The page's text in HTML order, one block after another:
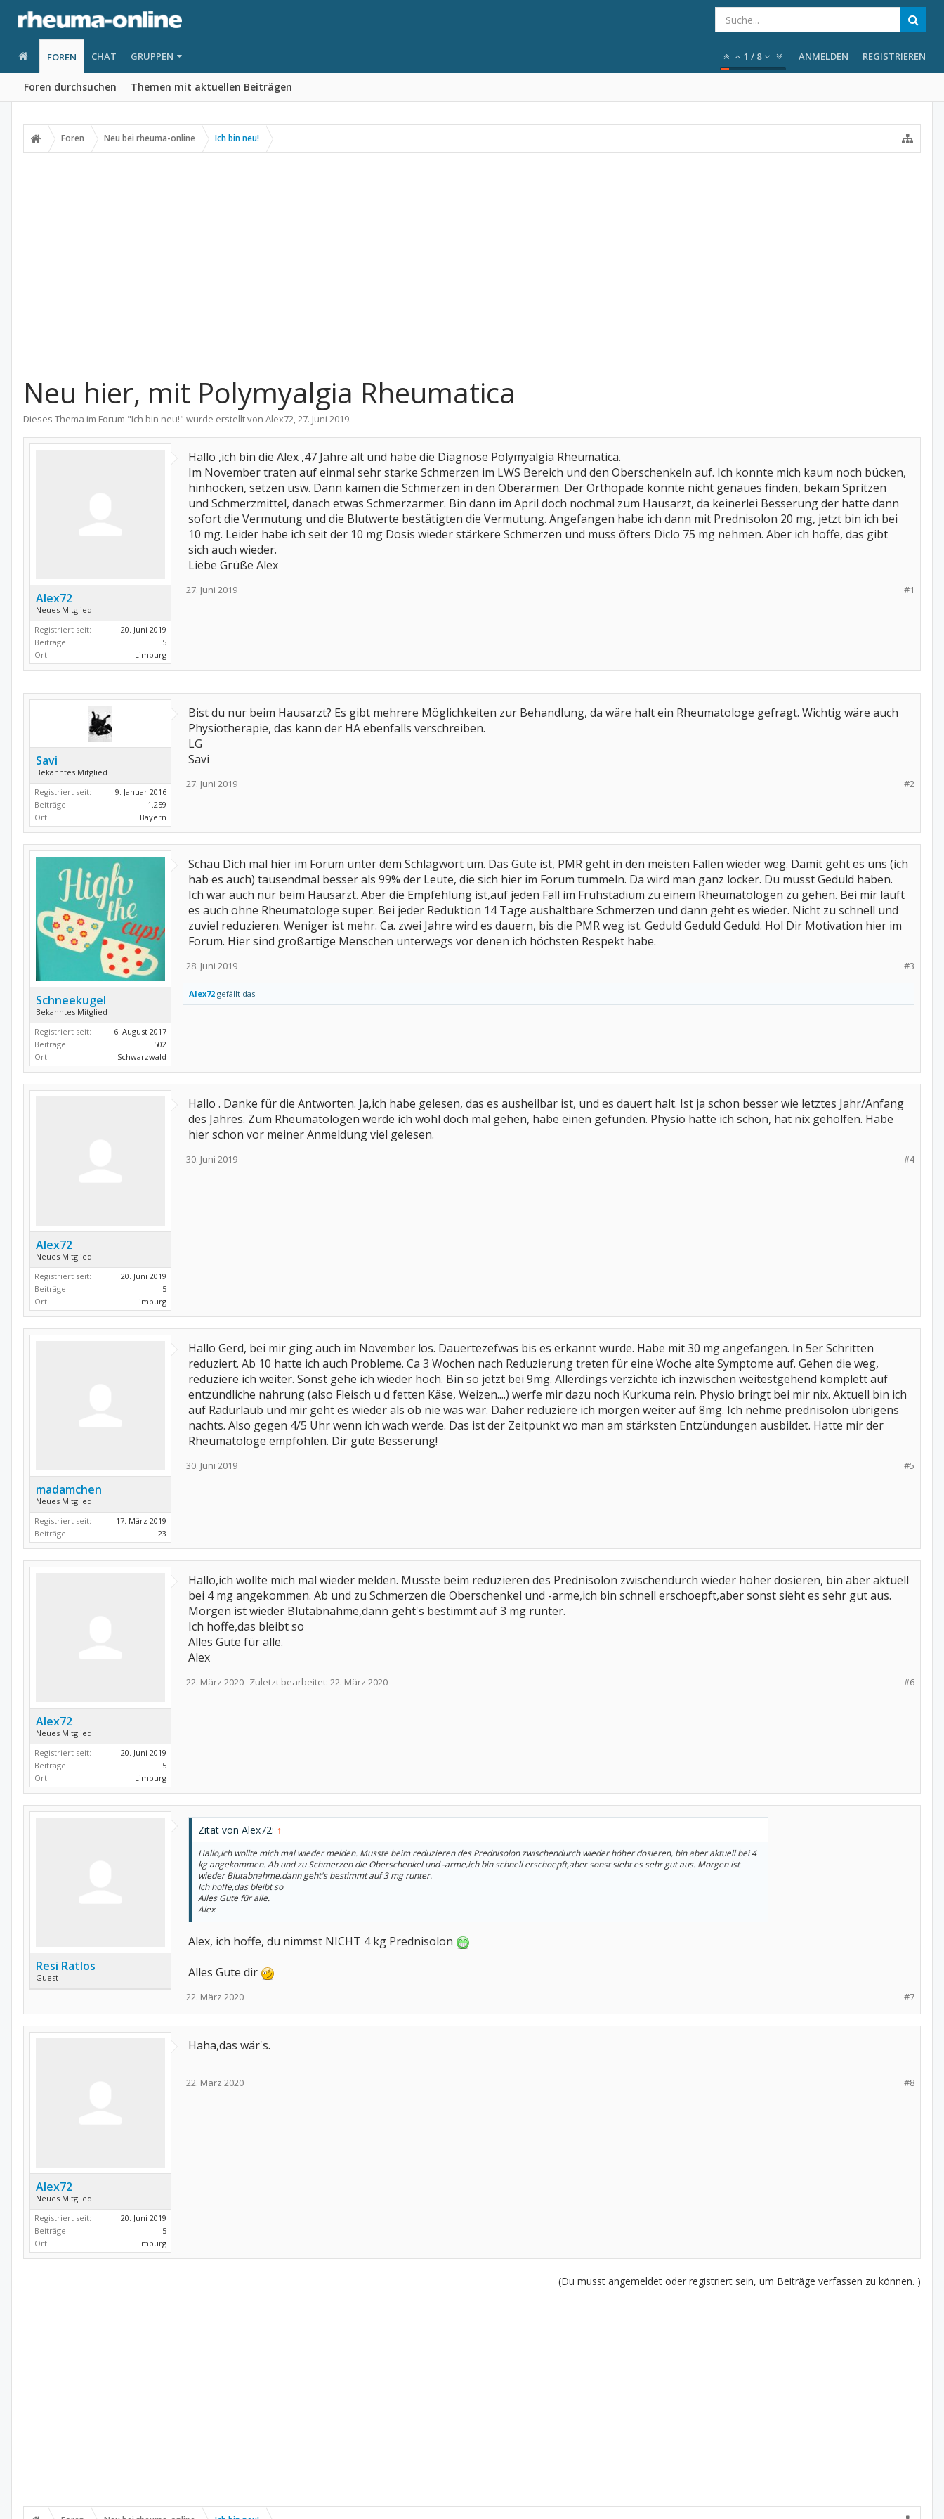
FOREN
Foren durchsuchen Themen mit aktuellen Beiträgen
CHAT GRUPPEN 1 / 8 ANMELDEN REGISTRIEREN
Foren Neu bei rheuma-online Ich bin neu!
Neu hier, mit Polymyalgia Rheumatica
Dieses Thema im Forum "Ich bin neu!" wurde erstellt von Alex72,27. Juni 2019.
Alex72
Neues Mitglied
Registriert seit:
20. Juni 2019
Beiträge:
5
Ort:
Limburg
Hallo ,ich bin die Alex ,47 Jahre alt und habe die Diagnose Polymyalgia Rheumatica.
Im November traten auf einmal sehr starke Schmerzen im LWS Bereich und den Oberschenkeln auf. Ich konnte mich kaum noch bücken,
hinhocken, setzen usw. Dann kamen die Schmerzen in den Oberarmen. Der Orthopäde konnte nicht genaues finden, bekam Spritzen
und Schmerzmittel, danach etwas Schmerzarmer. Bin dann im April doch nochmal zum Hausarzt, da keinerlei Besserung der hatte dann
sofort die Vermutung und die Blutwerte bestätigten die Vermutung. Angefangen habe ich dann mit Prednisolon 20 mg, jetzt bin ich bei
10 mg. Leider habe ich seit der 10 mg Dosis wieder stärkere Schmerzen und muss öfters Diclo 75 mg nehmen. Aber ich hoffe, das gibt
sich auch wieder.
Liebe Grüße Alex
#1
27. Juni 2019
Savi
Bekanntes Mitglied
Registriert seit:
9. Januar 2016
Beiträge:
1.259
Ort:
Bayern
Bist du nur beim Hausarzt? Es gibt mehrere Möglichkeiten zur Behandlung, da wäre halt ein Rheumatologe gefragt. Wichtig wäre auch
Physiotherapie, das kann der HA ebenfalls verschreiben.
LG
Savi
#2
27. Juni 2019
Schneekugel
Bekanntes Mitglied
Registriert seit:
6. August 2017
Beiträge:
502
Ort:
Schwarzwald
Schau Dich mal hier im Forum unter dem Schlagwort um. Das Gute ist, PMR geht in den meisten Fällen wieder weg. Damit geht es uns (ich
hab es auch) tausendmal besser als 99% der Leute, die sich hier im Forum tummeln. Da wird man ganz locker. Du musst Geduld haben.
Ich war auch nur beim Hausarzt. Aber die Empfehlung ist,auf jeden Fall im Frühstadium zu einem Rheumatologen zu gehen. Bei mir läuft
es auch ohne Rheumatologe super. Bei jeder Reduktion 14 Tage aushaltbare Schmerzen und dann geht es wieder. Nicht zu schnell und
zuviel reduzieren. Weniger ist mehr. Ca. zwei Jahre wird es dauern, bis die PMR weg ist. Geduld Geduld Geduld. Hol Dir Motivation hier im
Forum. Hier sind großartige Menschen unterwegs vor denen ich höchsten Respekt habe.
#3
28. Juni 2019
Alex72 gefällt das.
Alex72
Neues Mitglied
Registriert seit:
20. Juni 2019
Beiträge:
5
Ort:
Limburg
Hallo . Danke für die Antworten. Ja,ich habe gelesen, das es ausheilbar ist, und es dauert halt. Ist ja schon besser wie letztes Jahr/Anfang
des Jahres. Zum Rheumatologen werde ich wohl doch mal gehen, habe einen gefunden. Physio hatte ich schon, hat nix geholfen. Habe
hier schon vor meiner Anmeldung viel gelesen.
#4
30. Juni 2019
madamchen
Neues Mitglied
Registriert seit:
17. März 2019
Beiträge:
23
Hallo Gerd, bei mir ging auch im November los. Dauertezefwas bis es erkannt wurde. Habe mit 30 mg angefangen. In 5er Schritten
reduziert. Ab 10 hatte ich auch Probleme. Ca 3 Wochen nach Reduzierung treten für eine Woche alte Symptome auf. Gehen die weg,
reduziere ich weiter. Sonst gehe ich wieder hoch. Bin so jetzt bei 9mg. Allerdings verzichte ich inzwischen weitestgehend komplett auf
entzündliche nahrung (also Fleisch u d fetten Käse, Weizen....) werfe mir dazu noch Kurkuma rein. Physio bringt bei mir nix. Aktuell bin ich
auf Radurlaub und mir geht es wieder als ob nie was war. Daher reduziere ich morgen weiter auf 8mg. Ich nehme prednisolon übrigens
nachts. Also gegen 4/5 Uhr wenn ich wach werde. Das ist der Zeitpunkt wo man am stärksten Entzündungen ausbildet. Hatte mir der
Rheumatologe empfohlen. Dir gute Besserung!
#5
30. Juni 2019
Alex72
Neues Mitglied
Registriert seit:
20. Juni 2019
Beiträge:
5
Ort:
Limburg
Hallo,ich wollte mich mal wieder melden. Musste beim reduzieren des Prednisolon zwischendurch wieder höher dosieren, bin aber aktuell
bei 4 mg angekommen. Ab und zu Schmerzen die Oberschenkel und -arme,ich bin schnell erschoepft,aber sonst sieht es sehr gut aus.
Morgen ist wieder Blutabnahme,dann geht's bestimmt auf 3 mg runter.
Ich hoffe,das bleibt so
Alles Gute für alle.
Alex
#6
22. März 2020 Zuletzt bearbeitet: 22. März 2020
Resi Ratlos
Guest
Zitat von Alex72: ↑
Hallo,ich wollte mich mal wieder melden. Musste beim reduzieren des Prednisolon zwischendurch wieder höher dosieren, bin aber aktuell bei 4
kg angekommen. Ab und zu Schmerzen die Oberschenkel und -arme,ich bin schnell erschoepft,aber sonst sieht es sehr gut aus. Morgen ist
wieder Blutabnahme,dann geht's bestimmt auf 3 mg runter.
Ich hoffe,das bleibt so
Alles Gute für alle.
Alex
Alex, ich hoffe, du nimmst NICHT 4 kg Prednisolon
Alles Gute dir
#7
22. März 2020
Alex72
Neues Mitglied
Registriert seit:
20. Juni 2019
Beiträge:
5
Ort:
Limburg
Haha,das wär's.
#8
22. März 2020
(Du musst angemeldet oder registriert sein, um Beiträge verfassen zu können. )